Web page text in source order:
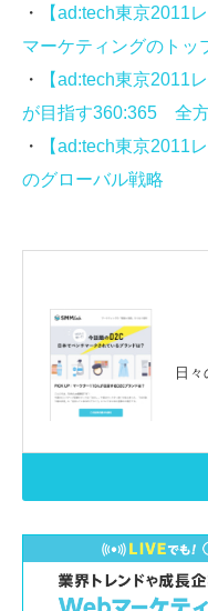
・
【ad:tech東京2011
マーケティングのトッ
・
【ad:tech東京2011
が目指す360:365 全
・
【ad:tech東京2011
のグローバル戦略
日